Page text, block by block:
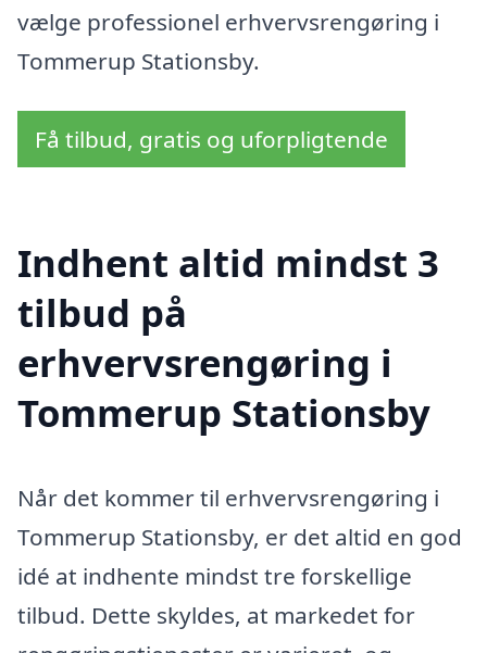
vælge professionel erhvervsrengøring i
Tommerup Stationsby.
Få tilbud, gratis og uforpligtende
Indhent altid mindst 3
tilbud på
erhvervsrengøring i
Tommerup Stationsby
Når det kommer til erhvervsrengøring i
Tommerup Stationsby, er det altid en god
idé at indhente mindst tre forskellige
tilbud. Dette skyldes, at markedet for